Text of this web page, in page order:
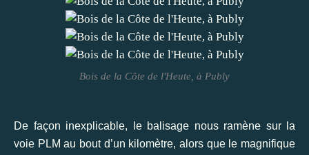
Bois de la Côte de l'Heute, à Publy
De façon inexplicable, le balisage nous ramène sur la
voie PLM au bout d’un kilomètre, alors que le magnifique